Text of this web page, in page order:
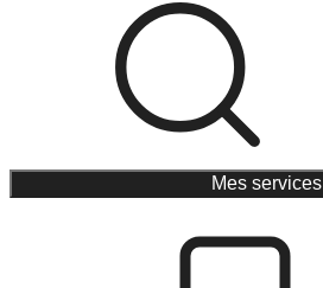
Mes services